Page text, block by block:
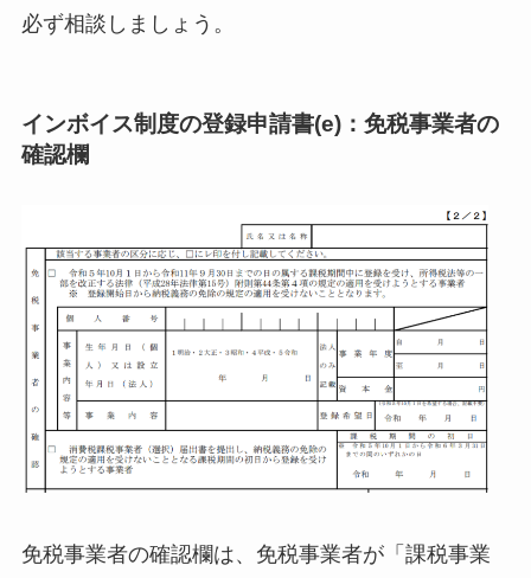
必ず相談しましょう。
インボイス制度の登録申請書(e)：免税事業者の
確認欄
免税事業者の確認欄は、免税事業者が「課税事業